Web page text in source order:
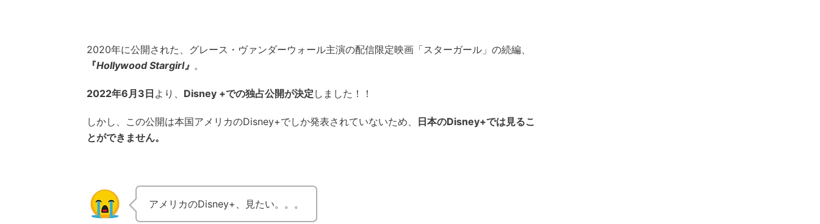
2020年に公開された、グレース・ヴァンダーウォール主演の配信限定映画「スターガール」の続編、
『Hollywood Stargirl』 。
2022年6月3日 より、 Disney +での独占公開が決定 しました！！
しかし、この公開は本国アメリカのDisney+でしか発表されていないため、 日本のDisney+では見るこ
とができません。
アメリカのDisney+、見たい。。。